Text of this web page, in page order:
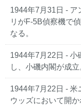
1944年7月31日 - ア
リがF-5B偵察機で
なる。
1944年7月22日 - 小
し、小磯内閣が成立
1944年7月22日 - 米
ウッズにおいて開